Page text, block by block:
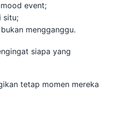
event;
situ;
mengganggu.
siapa yang
tetap momen mereka